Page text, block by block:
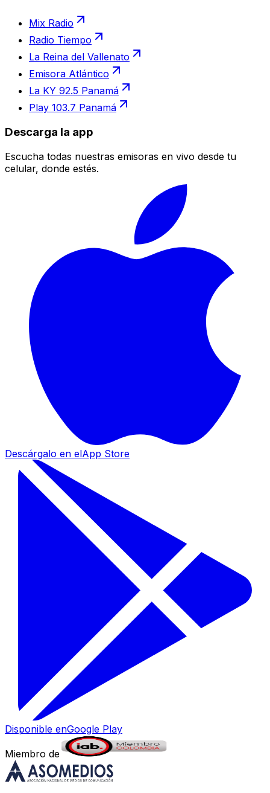
Mix Radio
Radio Tiempo
La Reina del Vallenato
Emisora Atlántico
La KY 92.5 Panamá
Play 103.7 Panamá
Descarga la app
Escucha todas nuestras emisoras en vivo desde tu
celular, donde estés.
Descárgalo en elApp Store
Disponible enGoogle Play
Miembro de